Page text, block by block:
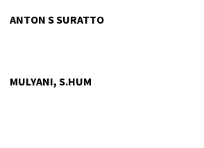
ANTON S SURATTO
MULYANI, S.HUM